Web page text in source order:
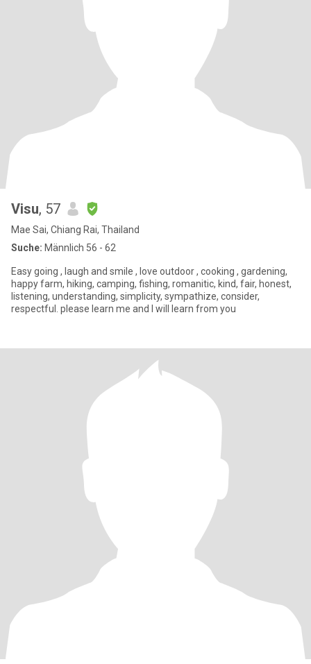
Visu, 57
Mae Sai, Chiang Rai, Thailand
Suche: Männlich 56 - 62
Easy going , laugh and smile , love outdoor , cooking , gardening,
happy farm, hiking, camping, fishing, romanitic, kind, fair, honest,
listening, understanding, simplicity, sympathize, consider,
respectful. please learn me and I will learn from you